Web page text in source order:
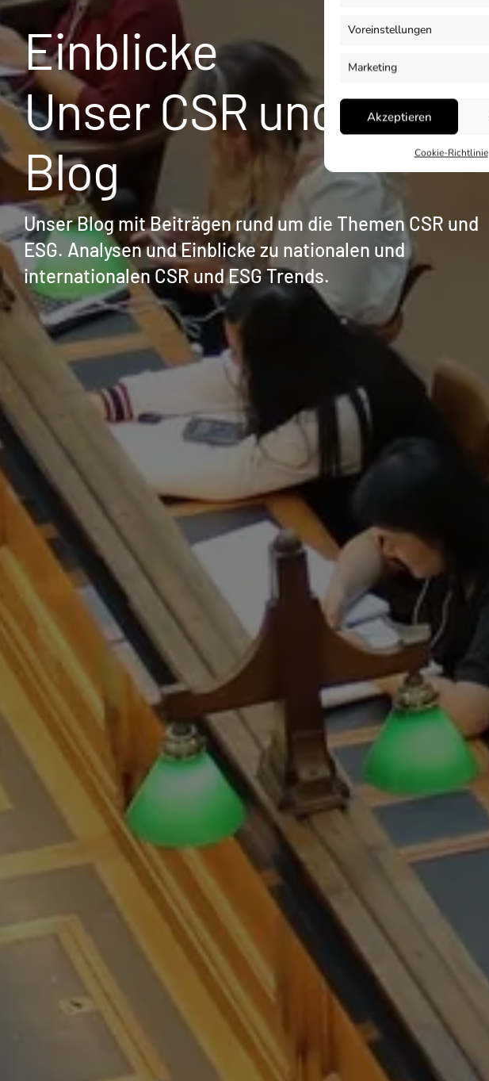
Voreinstellungen
Marketing
Akzeptieren
Cookie-Richtlinie
Einblicke
Unser CSR und ESG
Blog
Unser Blog mit Beiträgen rund um die Themen CSR und
ESG. Analysen und Einblicke zu nationalen und
internationalen CSR und ESG Trends.